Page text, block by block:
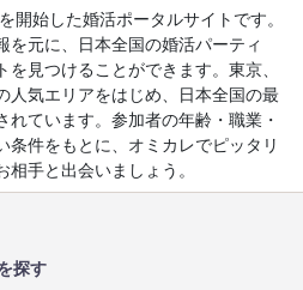
開始した婚活ポータルサイトです。
を元に、日本全国の婚活パーティ
見つけることができます。東京、
人気エリアをはじめ、日本全国の最
ています。参加者の年齢・職業・
条件をもとに、オミカレでピッタリ
手と出会いましょう。
探す